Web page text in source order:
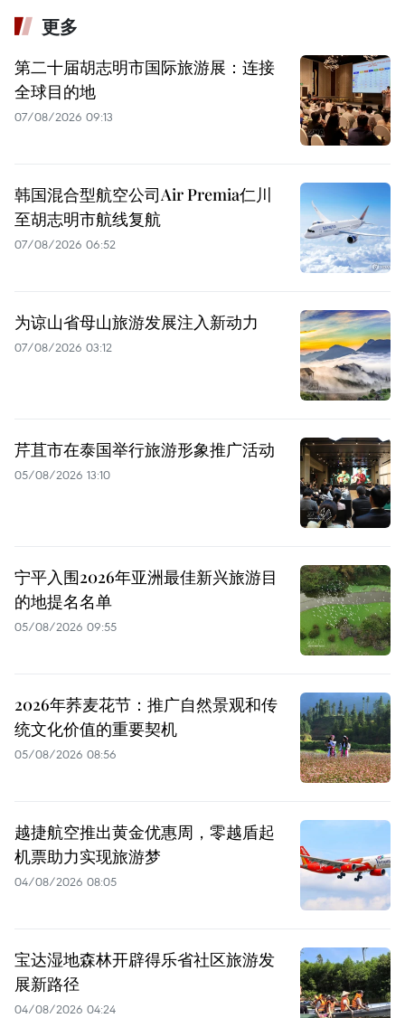
更多
第二十届胡志明市国际旅游展：连接
全球目的地
07/08/2026 09:13
韩国混合型航空公司Air Premia仁川
至胡志明市航线复航
07/08/2026 06:52
为谅山省母山旅游发展注入新动力
07/08/2026 03:12
芹苴市在泰国举行旅游形象推广活动
05/08/2026 13:10
宁平入围2026年亚洲最佳新兴旅游目
的地提名名单
05/08/2026 09:55
2026年荞麦花节：推广自然景观和传
统文化价值的重要契机
05/08/2026 08:56
越捷航空推出黄金优惠周，零越盾起
机票助力实现旅游梦
04/08/2026 08:05
宝达湿地森林开辟得乐省社区旅游发
展新路径
04/08/2026 04:24